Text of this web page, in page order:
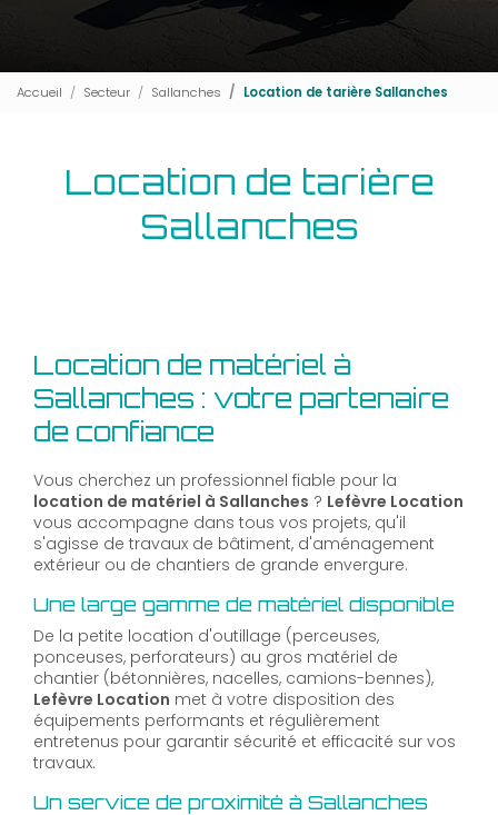
Accueil Secteur Sallanches Location de tarière Sallanches
Location de tarière
Sallanches
Location de matériel à
Sallanches : votre partenaire
de confiance
Vous cherchez un professionnel fiable pour la
location de matériel à Sallanches ? Lefèvre Location
vous accompagne dans tous vos projets, qu'il
s'agisse de travaux de bâtiment, d'aménagement
extérieur ou de chantiers de grande envergure.
Une large gamme de matériel disponible
De la petite location d'outillage (perceuses,
ponceuses, perforateurs) au gros matériel de
chantier (bétonnières, nacelles, camions-bennes),
Lefèvre Location met à votre disposition des
équipements performants et régulièrement
entretenus pour garantir sécurité et efficacité sur vos
travaux.
Un service de proximité à Sallanches